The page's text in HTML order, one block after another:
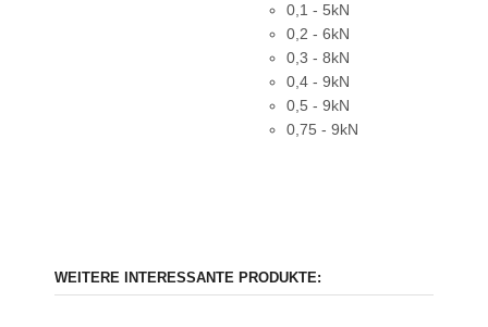
0,1 - 5kN
0,2 - 6kN
0,3 - 8kN
0,4 - 9kN
0,5 - 9kN
0,75 - 9kN
WEITERE INTERESSANTE PRODUKTE: